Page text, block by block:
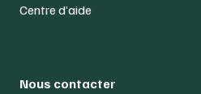
Centre d’aide
Nous contacter